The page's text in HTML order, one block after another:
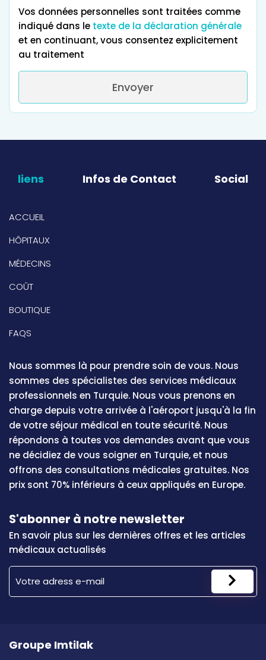
Vos données personnelles sont traitées comme
indiqué dans le texte de la déclaration générale
et en continuant, vous consentez explicitement
au traitement
Envoyer
liens Infos de Contact Social
ACCUEIL
HÔPITAUX
MÉDECINS
COÛT
BOUTIQUE
FAQS
Nous sommes là pour prendre soin de vous. Nous
sommes des spécialistes des services médicaux
professionnels en Turquie. Nous vous prenons en
charge depuis votre arrivée à l'aéroport jusqu'à la fin
de votre séjour médical en toute sécurité. Nous
répondons à toutes vos demandes avant que vous
ne décidiez de vous soigner en Turquie, et nous
offrons des consultations médicales gratuites. Nos
prix sont 70% inférieurs à ceux appliqués en Europe.
S'abonner à notre newsletter
En savoir plus sur les dernières offres et les articles
médicaux actualisés
Groupe Imtilak